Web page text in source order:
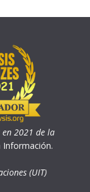
en 2021 de la
Información.
(UIT)